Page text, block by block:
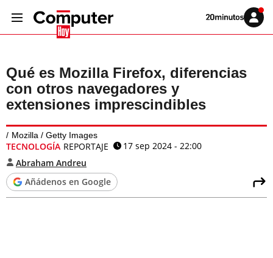
Volver
Iniciar
sesión
Qué es Mozilla Firefox, diferencias
con otros navegadores y
extensiones imprescindibles
Mozilla / Getty Images
TECNOLOGÍA REPORTAJE
17 sep 2024 - 22:00
Abraham Andreu
Añádenos en Google